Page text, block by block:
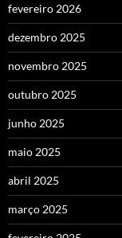
fevereiro 2026
dezembro 2025
novembro 2025
outubro 2025
junho 2025
maio 2025
abril 2025
março 2025